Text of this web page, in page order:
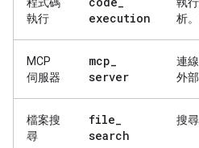
執行
execution
析
MCP
伺服器
mcp_
server
連
外部
檔案搜
尋
file_
search
搜